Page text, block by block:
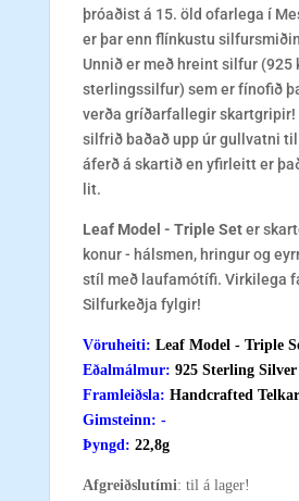
þróaðist á 15. öld ofarlega í
er þar enn flínkustu
Unnið er með hreint silfur (925
sterlingssilfur) sem er fínofið
verða gríðarfallegir skartgripir!
silfrið baðað upp úr gullvatni
áferð á skartið en yfirleitt er
lit.
Leaf Model - Triple Seter
konur - hálsmen, hringur og
stíl með laufamótífi. Virkilega
Silfurkeðja fylgir!
Vöruheiti: Leaf Model - Triple
Eðalmálmur: 925 Sterling Silver
Framleiðsla: Handcrafted
Gimsteinn: -
Þyngd: 22,8g
Afgreiðslutími: til á lager!